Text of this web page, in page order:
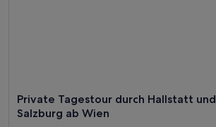
Private Tagestour durch Hallstatt und
Salzburg ab Wien